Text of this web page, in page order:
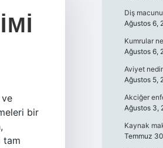
bir
tam
Diş
Ağustos 6,
Kumrular
Ağustos 6,
Aviyet
Ağustos 5,
Akciğer
Ağustos 3,
Kaynak
Temmuz